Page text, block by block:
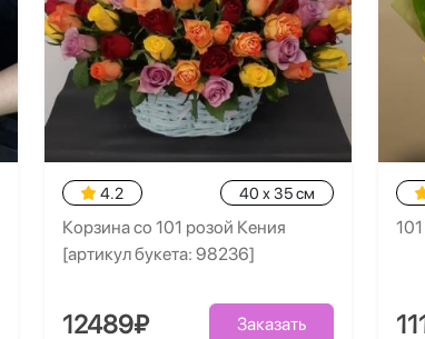
4.2 40 x 35 см
Корзина со 101 розой Кения
[артикул букета: 98236]
12489₽ Заказать